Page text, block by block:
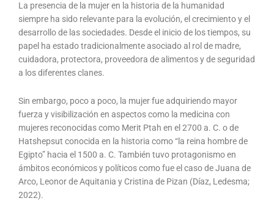
La presencia de la mujer en la historia de la humanidad
siempre ha sido relevante para la evolución, el crecimiento y el
desarrollo de las sociedades. Desde el inicio de los tiempos, su
papel ha estado tradicionalmente asociado al rol de madre,
cuidadora, protectora, proveedora de alimentos y de seguridad
a los diferentes clanes.
Sin embargo, poco a poco, la mujer fue adquiriendo mayor
fuerza y visibilización en aspectos como la medicina con
mujeres reconocidas como Merit Ptah en el 2700 a. C. o de
Hatshepsut conocida en la historia como “la reina hombre de
Egipto” hacia el 1500 a. C. También tuvo protagonismo en
ámbitos económicos y políticos como fue el caso de Juana de
Arco, Leonor de Aquitania y Cristina de Pizan (Díaz, Ledesma;
2022).